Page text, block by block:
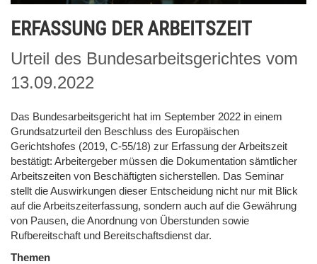
ERFASSUNG DER ARBEITSZEIT
Urteil des Bundesarbeitsgerichtes vom
13.09.2022
Das Bundesarbeitsgericht hat im September 2022 in einem
Grundsatzurteil den Beschluss des Europäischen
Gerichtshofes (2019, C-55/18) zur Erfassung der Arbeitszeit
bestätigt: Arbeitergeber müssen die Dokumentation sämtlicher
Arbeitszeiten von Beschäftigten sicherstellen. Das Seminar
stellt die Auswirkungen dieser Entscheidung nicht nur mit Blick
auf die Arbeitszeiterfassung, sondern auch auf die Gewährung
von Pausen, die Anordnung von Überstunden sowie
Rufbereitschaft und Bereitschaftsdienst dar.
Themen